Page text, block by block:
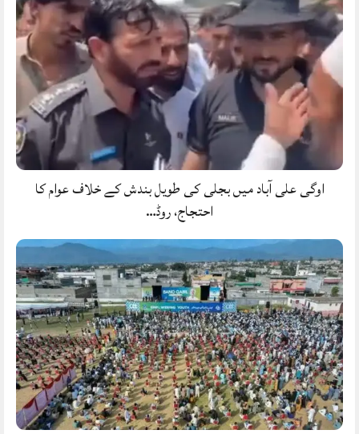
اوگی علی آباد میں بجلی کی طویل بندش کے خلاف عوام کا
احتجاج، روڈ…